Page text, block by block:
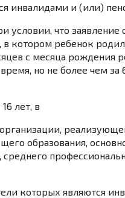
инвалидами и (или)
условии, что заявление
котором ребенок
с месяца рождения
но не более чем
лет, в
образования,
которых являются